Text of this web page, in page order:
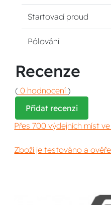
Startovací proud
Pólování
Recenze
( 0 hodnocení )
Přidat recenzi
Přes 700 výdejních míst
Zboží je testováno a